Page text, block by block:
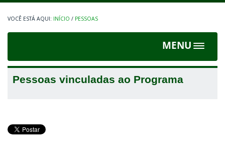
INÍCIO / PESSOAS
MENU
Toggle
Pessoas vinculadas ao Programa